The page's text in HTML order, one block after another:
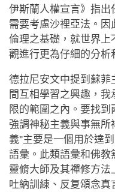
伊斯蘭人權宣言》指
需要考慮沙裡亞法。因
倫理之基礎，就世界
觀進行更為仔細的分析
德拉尼安文中提到蘇菲
間互相學習之興趣，
限的範圍之內。要找
強調神秘主義與事無所
義”主要是一個用於達
語彙。此類語彙和佛教
靈脩大師及其禪修方法
吐納訓練、反复頌念真